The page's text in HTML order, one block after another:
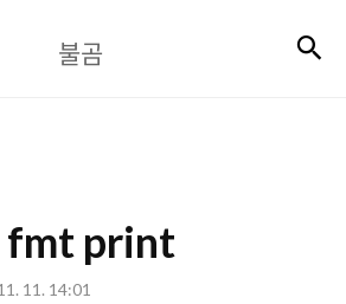
곰
불곰
fmt print
11. 14:01